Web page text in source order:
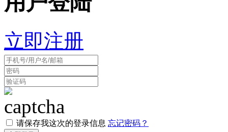
立即注册
请保存我这次的登录信息 忘记密码？